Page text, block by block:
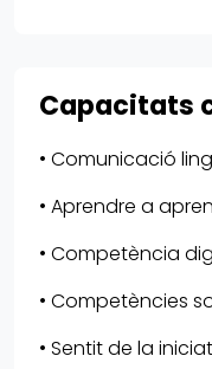
Capacitats
• Comunicació
• Aprendre a
• Competència
• Competències
• Sentit de la